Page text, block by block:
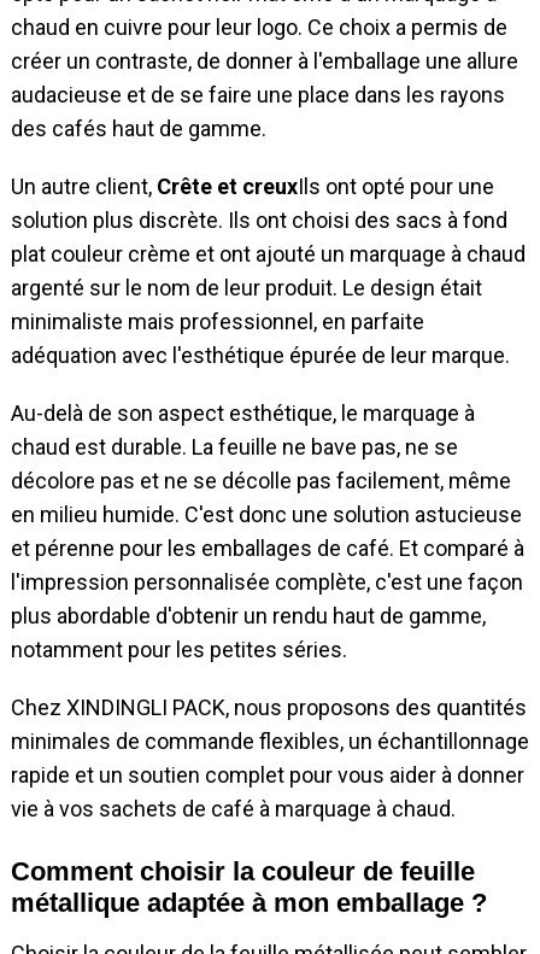
chaud en cuivre pour leur logo. Ce choix a permis de
créer un contraste, de donner à l'emballage une allure
audacieuse et de se faire une place dans les rayons
des cafés haut de gamme.
Un autre client, Crête et creuxIls ont opté pour une
solution plus discrète. Ils ont choisi des sacs à fond
plat couleur crème et ont ajouté un marquage à chaud
argenté sur le nom de leur produit. Le design était
minimaliste mais professionnel, en parfaite
adéquation avec l'esthétique épurée de leur marque.
Au-delà de son aspect esthétique, le marquage à
chaud est durable. La feuille ne bave pas, ne se
décolore pas et ne se décolle pas facilement, même
en milieu humide. C'est donc une solution astucieuse
et pérenne pour les emballages de café. Et comparé à
l'impression personnalisée complète, c'est une façon
plus abordable d'obtenir un rendu haut de gamme,
notamment pour les petites séries.
Chez XINDINGLI PACK, nous proposons des quantités
minimales de commande flexibles, un échantillonnage
rapide et un soutien complet pour vous aider à donner
vie à vos sachets de café à marquage à chaud.
Comment choisir la couleur de feuille
métallique adaptée à mon emballage ?